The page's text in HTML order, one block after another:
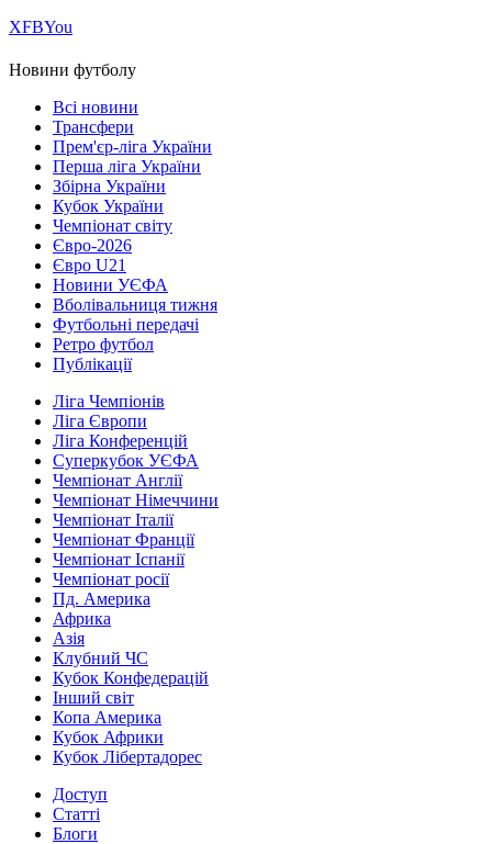
ХFBYou
Новини футболу
Всі новини
Трансфери
Прем'єр-ліга України
Перша ліга України
Збірна України
Кубок України
Чемпіонат світу
Євро-2026
Євро U21
Новини УЄФА
Вболівальниця тижня
Футбольні передачі
Ретро футбол
Публікації
Ліга Чемпіонів
Ліга Європи
Ліга Конференцій
Суперкубок УЄФА
Чемпіонат Англії
Чемпіонат Німеччини
Чемпіонат Італії
Чемпіонат Франції
Чемпіонат Іспанії
Чемпіонат росії
Пд. Америка
Африка
Азія
Клубний ЧС
Кубок Конфедерацій
Інший світ
Копа Америка
Кубок Африки
Кубок Лібертадорес
Доступ
Статті
Блоги